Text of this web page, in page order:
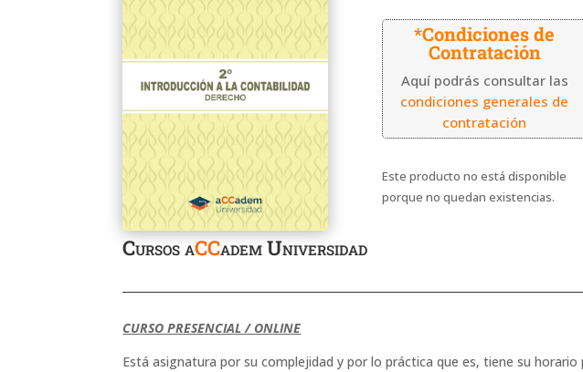
*Condiciones de
Contratación
Aquí podrás consultar las
condiciones generales de
contratación
Este producto no está disponible
porque no quedan existencias.
Cursos aCCadem Universidad
CURSO PRESENCIAL / ONLINE
Está asignatura por su complejidad y por lo práctica que es, tiene su horario